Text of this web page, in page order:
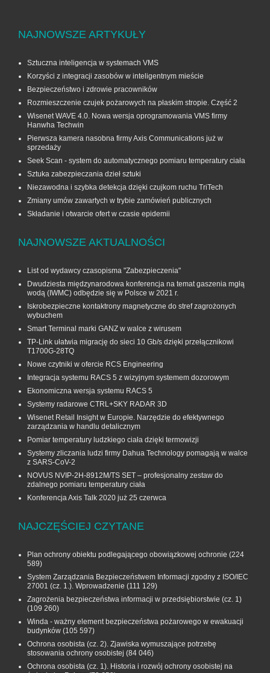
NAJNOWSZE ARTYKUŁY
Sztuczna inteligencja w systemach VMS
Korzyści z integracji zasobów w inteligentnym mieście
Bezpieczeństwo i zdrowie pracowników
Rozmieszczenie czujek pożarowych na płaskim stropie. Część 2
Wisenet WAVE 4.0. Nowa wersja oprogramowania VMS firmy
Hanwha Techwin
Pierwsza kamera nasobna firmy Axis Communications już w
sprzedaży
Seek Scan - system do automatycznego pomiaru temperatury ciała
Sztuka zabezpieczania dzieł sztuki
Niezawodna i szybka detekcja dzięki czujkom ruchu TriTech
Zmiany umów zawartych w trybie zamówień publicznych
Składanie i otwarcie ofert w czasie epidemii
NAJNOWSZE AKTUALNOŚCI
List od wydawcy czasopisma "Zabezpieczenia"
Dwudziesta międzynarodowa konferencja na temat gaszenia mgłą
wodą (IWMC) odbędzie się w Polsce w 2021 r.
Iskrobezpieczne kontaktrony magnetyczne do stref zagrożonych
wybuchem
Smart Terminal marki GANZ w walce z wirusem
TP-Link ułatwia migrację do sieci 10 Gb/s dzięki przełącznikowi
T1700G‑28TQ
Nowe czytniki w ofercie RCS Engineering
Integracja systemu RACS 5 z wizyjnym systemem dozorowym
Ekonomiczna wersja systemu RACS 5
Systemy radarowe CTRL+SKY RADAR 3D
Wisenet Retail Insight w Europie. Narzędzie do efektywnego
zarządzania w handlu detalicznym
Pomiar temperatury ludzkiego ciała dzięki termowizji
Systemy zliczania ludzi firmy Dahua Technology pomagają w walce
z SARS-CoV-2
NOVUS NVIP-2H-8912M/TS SET – profesjonalny zestaw do
zdalnego pomiaru temperatury ciała
Konferencja Axis Talk 2020 już 25 czerwca
NAJCZĘŚCIEJ CZYTANE
Plan ochrony obiektu podlegającego obowiązkowej ochronie (224
589)
System Zarządzania Bezpieczeństwem Informacji zgodny z ISO/IEC
27001 (cz. 1.). Wprowadzenie (111 129)
Zagrożenia bezpieczeństwa informacji w przedsiębiorstwie (cz. 1)
(109 260)
Winda - ważny element bezpieczeństwa pożarowego w ewakuacji
budynków (105 597)
Ochrona osobista (cz. 2). Zjawiska wymuszające potrzebę
stosowania ochrony osobistej (84 046)
Ochrona osobista (cz. 1). Historia i rozwój ochrony osobistej na